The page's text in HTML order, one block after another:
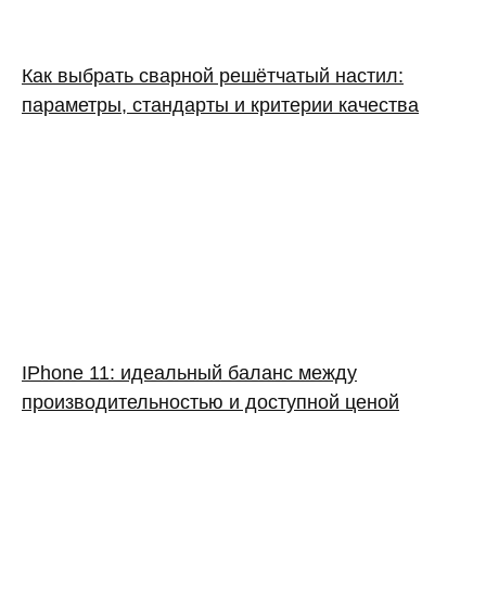
Как выбрать сварной решётчатый настил:
параметры, стандарты и критерии качества
IPhone 11: идеальный баланс между
производительностью и доступной ценой